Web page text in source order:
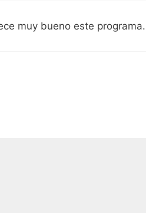
muy bueno este programa.